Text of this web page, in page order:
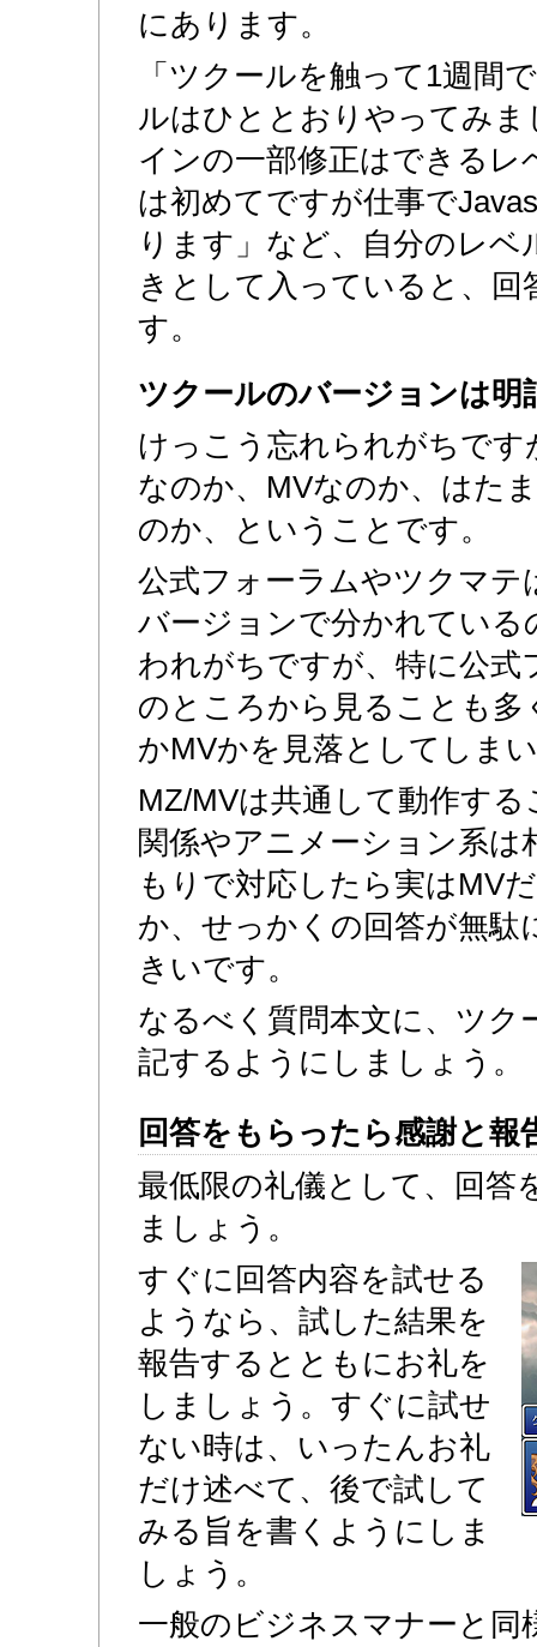
にあります。
「ツクールを触って1週間
ルはひととおりやってみ
インの一部修正はできるレ
は初めてですが仕事で
ります」など、自分のレベ
きとして入っていると、
す。
ツクールのバージョンは明
けっこう忘れられがちです
なのか、MVなのか、はた
のか、ということです。
公式フォーラムやツクマテ
バージョンで分かれている
われがちですが、特に公式
のところから見ることも多
かMVかを見落としてしま
MZ/MVは共通して動作す
関係やアニメーション系は
もりで対応したら実はMV
か、せっかくの回答が無駄
きいです。
なるべく質問本文に、ツク
記するようにしましょう。
回答をもらったら感謝と報
最低限の礼儀として、回答
ましょう。
すぐに回答内容を試せる
ようなら、試した結果を
報告するとともにお礼を
しましょう。すぐに試せ
ない時は、いったんお礼
だけ述べて、後で試して
みる旨を書くようにしま
しょう。
一般のビジネスマナーと同